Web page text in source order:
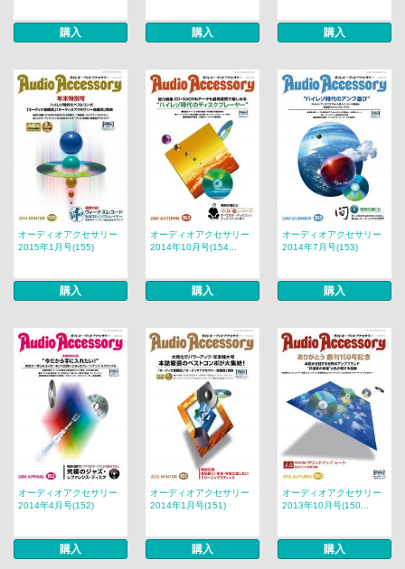
購入 購入 購入
オーディオアクセサリー
2015年1月号(155)
購入
オーディオアクセサリー
2014年10月号(154...
購入
オーディオアクセサリー
2014年7月号(153)
購入
オーディオアクセサリー
2014年4月号(152)
購入
オーディオアクセサリー
2014年1月号(151)
購入
オーディオアクセサリー
2013年10月号(150...
購入